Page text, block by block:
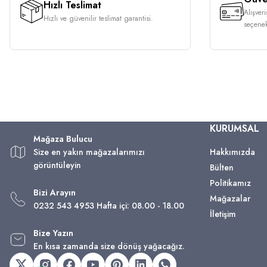
Hızlı Teslimat
Hızlı ve güvenilir teslimat garantisi.
Mağaza Bulucu
Size en yakın mağazalarımızı
görüntüleyin
Bizi Arayın
0232 543 4953 Hafta içi: 08.00 - 18.00
Bize Yazın
En kısa zamanda size dönüş yağacağız.
KURUMSAL
Hakkımızda
Bülten
Politikamız
Mağazalar
İletişim